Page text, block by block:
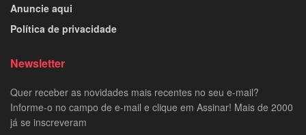
Anuncie aqui
Política de privacidade
Newsletter
Quer receber as novidades mais recentes no seu e-mail?
Informe-o no campo de e-mail e clique em Assinar! Mais de 2000
já se inscreveram